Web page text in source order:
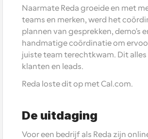
Naarmate Reda groeide en met
teams en merken, werd het
plannen van gesprekken, demo's
handmatige coördinatie om
juiste team terechtkwam. Dit
klanten en leads.
Reda loste dit op met Cal.com.
De uitdaging
Voor een bedrijf als Reda zijn